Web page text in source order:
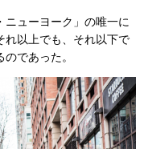
ューヨーク」の唯一に
れ以上でも、それ以下で
であった。